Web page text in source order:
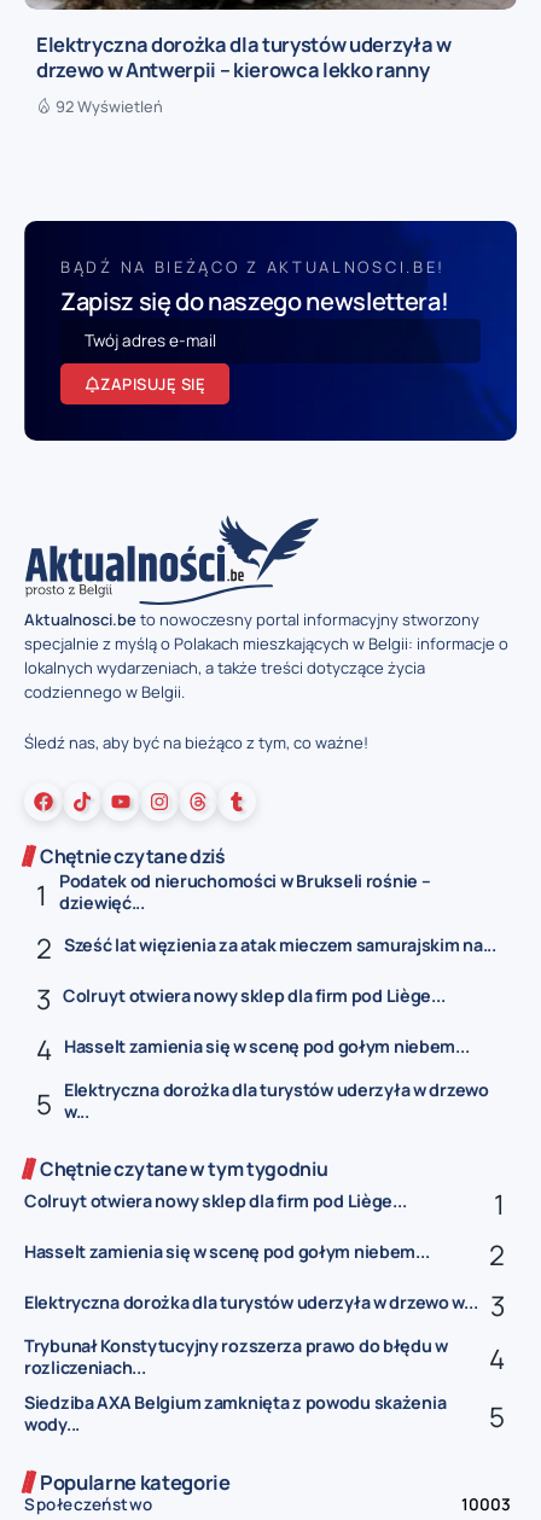
Elektryczna dorożka dla turystów uderzyła w
drzewo w Antwerpii – kierowca lekko ranny
92 Wyświetleń
BĄDŹ NA BIEŻĄCO Z AKTUALNOSCI.BE!
Zapisz się do naszego newslettera!
ZAPISUJĘ SIĘ
Aktualnosci.beto nowoczesny portal informacyjny stworzony
specjalnie z myślą o Polakach mieszkających w Belgii: informacje o
lokalnych wydarzeniach, a także treści dotyczące życia
codziennego w Belgii.
Śledź nas, aby być na bieżąco z tym, co ważne!
Chętnie czytane dziś
Podatek od nieruchomości w Brukseli rośnie –
dziewięć...
Sześć lat więzienia za atak mieczem samurajskim na...
Colruyt otwiera nowy sklep dla firm pod Liège...
Hasselt zamienia się w scenę pod gołym niebem...
Elektryczna dorożka dla turystów uderzyła w drzewo
w...
Chętnie czytane w tym tygodniu
Colruyt otwiera nowy sklep dla firm pod Liège...
Hasselt zamienia się w scenę pod gołym niebem...
Elektryczna dorożka dla turystów uderzyła w drzewo w...
Trybunał Konstytucyjny rozszerza prawo do błędu w
rozliczeniach...
Siedziba AXA Belgium zamknięta z powodu skażenia
wody...
Popularne kategorie
Społeczeństwo 10003